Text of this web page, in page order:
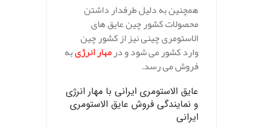
همچنین به دلیل طرفدار داشتن
محصولات کشور چین عایق های
الاستومری چینی نیز از کشور چین
وارد کشور می شود و درمهار انرژیبه
فروش می رسد.
عایق الاستومری ایرانی با مهار انرژی
و نمایندگی فروش عایق الاستومری
ایرانی